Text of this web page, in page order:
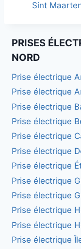
Sint
PRISES
NORD
Prise électrique
Prise électrique
Prise électrique
Prise électrique
Prise électrique
Prise électrique
Prise électrique
Prise électrique
Prise électrique
Prise électrique
Prise électrique
Prise électrique